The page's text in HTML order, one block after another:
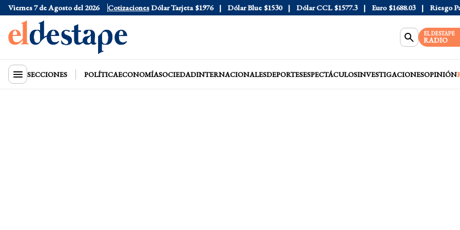
Viernes 7 de Agosto del 2026 Cotizaciones
Dólar Oficial $1520 Dólar Tarjeta $1976 Dólar Blue $1530 Dólar CCL $1577.3 Euro $1688.03 Riesgo País
EL DESTAPE
RADIO
SECCIONES POLÍTICAECONOMÍASOCIEDADINTERNACIONALESDEPORTESESPECTÁCULOSINVESTIGACIONESOPINIÓN